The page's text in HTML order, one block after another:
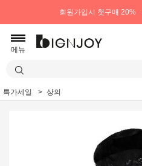
회원가입시 첫구매 20%
메뉴
특가세일 상의